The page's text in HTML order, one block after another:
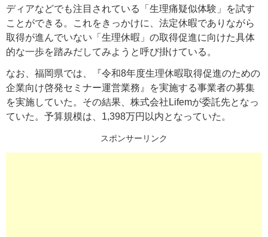
ディアなどでも注目されている「生理痛疑似体験」を試す
ことができる。これをきっかけに、法定休暇でありながら
取得が進んでいない「生理休暇」の取得促進に向けた具体
的な一歩を踏みだしてみようと呼び掛けている。
なお、福岡県では、『令和8年度生理休暇取得促進のための
企業向け啓発セミナー運営業務』を実施する事業者の募集
を実施していた。その結果、株式会社Lifemが委託先となっ
ていた。予算規模は、1,398万円以内となっていた。
スポンサーリンク